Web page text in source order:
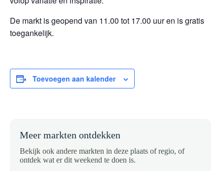
De markt is geopend van 11.00 tot 17.00 uur en is gratis
toegankelijk.
Toevoegen aan kalender
Meer markten ontdekken
Bekijk ook andere markten in deze plaats of regio, of
ontdek wat er dit weekend te doen is.